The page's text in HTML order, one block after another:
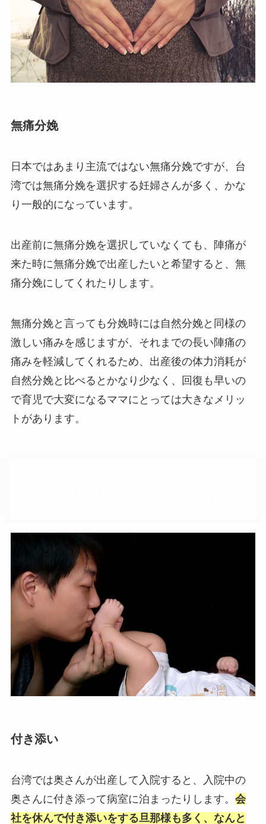
無痛分娩
日本ではあまり主流ではない無痛分娩ですが、台
湾では無痛分娩を選択する妊婦さんが多く、かな
り一般的になっています。
出産前に無痛分娩を選択していなくても、陣痛が
来た時に無痛分娩で出産したいと希望すると、無
痛分娩にしてくれたりします。
無痛分娩と言っても分娩時には自然分娩と同様の
激しい痛みを感じますが、それまでの長い陣痛の
痛みを軽減してくれるため、出産後の体力消耗が
自然分娩と比べるとかなり少なく、回復も早いの
で育児で大変になるママにとっては大きなメリッ
トがあります。
付き添い
台湾では奥さんが出産して入院すると、入院中の
奥さんに付き添って病室に泊まったりします。 会
社を休んで付き添いをする旦那様も多く、なんと